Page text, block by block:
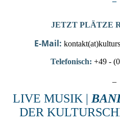
JETZT PLÄTZE
E-Mail:
Telefonisch: +49 -
LIVE MUSIK |
DER